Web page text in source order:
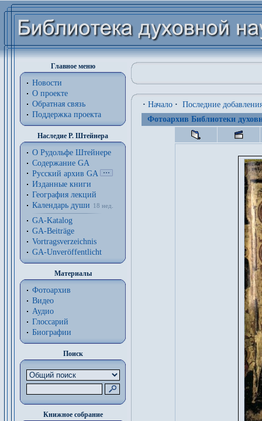
Главное меню
Новости
О проекте
Обратная связь
Поддержка проекта
Наследие Р. Штейнера
О Рудольфе Штейнере
Содержание GA
Русский архив GA
Изданные книги
География лекций
Календарь души
18 нед.
GA-Katalog
GA-Beiträge
Vortragsverzeichnis
GA-Unveröffentlicht
Материалы
Фотоархив
Видео
Аудио
Глоссарий
Биографии
Поиск
Книжное собрание
· Начало · Последние
Фотоархив Библиотеки